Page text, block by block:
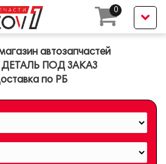
0
автозапчастей
ПОД ЗАКАЗ
по РБ